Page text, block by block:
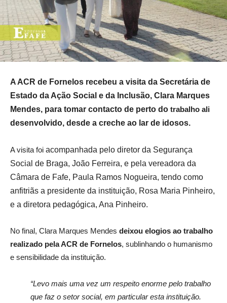
A ACR de Fornelos recebeu a visita da Secretária de
Estado da Ação Social e da Inclusão, Clara Marques
Mendes, para tomar contacto de perto do trabalho ali
desenvolvido, desde a creche ao lar de idosos.
A visita foi acompanhada pelo diretor da Segurança
Social de Braga, João Ferreira, e pela vereadora da
Câmara de Fafe, Paula Ramos Nogueira, tendo como
anfitriãs a presidente da instituição, Rosa Maria Pinheiro,
e a diretora pedagógica, Ana Pinheiro.
No final, Clara Marques Mendes deixou elogios ao trabalho
realizado pela ACR de Fornelos, sublinhando o humanismo
e sensibilidade da instituição.
“Levo mais uma vez um respeito enorme pelo trabalho
que faz o setor social, em particular esta instituição.